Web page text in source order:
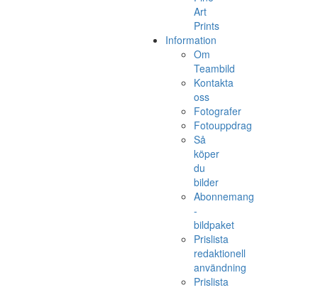
Art
Prints
Information
Om
Teambild
Kontakta
oss
Fotografer
Fotouppdrag
Så
köper
du
bilder
Abonnemang
-
bildpaket
Prislista
redaktionell
användning
Prislista